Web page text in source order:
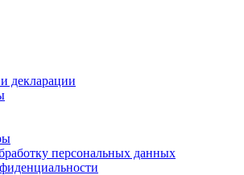
декларации
персональных данных